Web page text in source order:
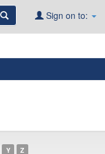
Sign on to:
Y Z